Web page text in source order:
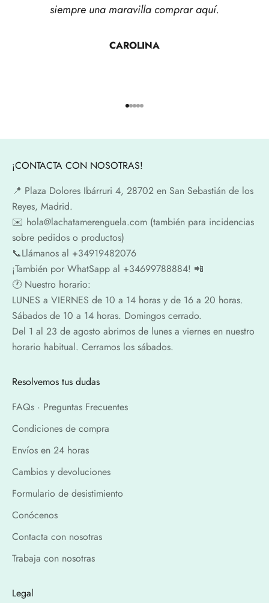
siempre una maravilla comprar aquí.
CAROLINA
Ir al artículo 1
Ir al artículo 2
Ir al artículo 3
Ir al artículo 4
Ir al artículo 5
¡CONTACTA CON NOSOTRAS!
📍​ Plaza Dolores Ibárruri 4, 28702 en San Sebastián de los
Reyes, Madrid.
✉️​ hola@lachatamerenguela.com (también para incidencias
sobre pedidos o productos)
📞​​Llámanos al +34919482076
¡También por WhatSapp al +34699788884! 📲
🕐​ Nuestro horario:
LUNES a VIERNES de 10 a 14 horas y de 16 a 20 horas.
Sábados de 10 a 14 horas. Domingos cerrado.
Del 1 al 23 de agosto abrimos de lunes a viernes en nuestro
horario habitual. Cerramos los sábados.
Resolvemos tus dudas
FAQs · Preguntas Frecuentes
Condiciones de compra
Envíos en 24 horas
Cambios y devoluciones
Formulario de desistimiento
Conócenos
Contacta con nosotras
Trabaja con nosotras
Legal